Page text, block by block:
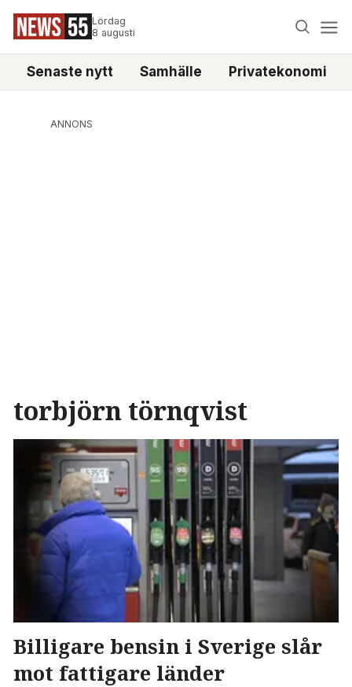
Lördag
8 augusti
Senaste nytt Samhälle Privatekonomi
ANNONS
torbjörn törnqvist
Billigare bensin i Sverige slår
mot fattigare länder